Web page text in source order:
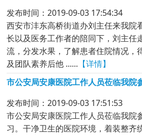
发布时间：2019-09-03 17:54:34
西安市沣东高桥街道办刘主任来我院
长以及医务工作者的陪同下，刘主任
流，分发水果，了解患者住院情况，
及团队素养后他 ...... 【详情】
市公安局安康医院工作人员莅临我院
发布时间：2019-09-03 17:51:53
市公安局安康医院工作人员莅临我院
习。干净卫生的医院环境，着装整齐